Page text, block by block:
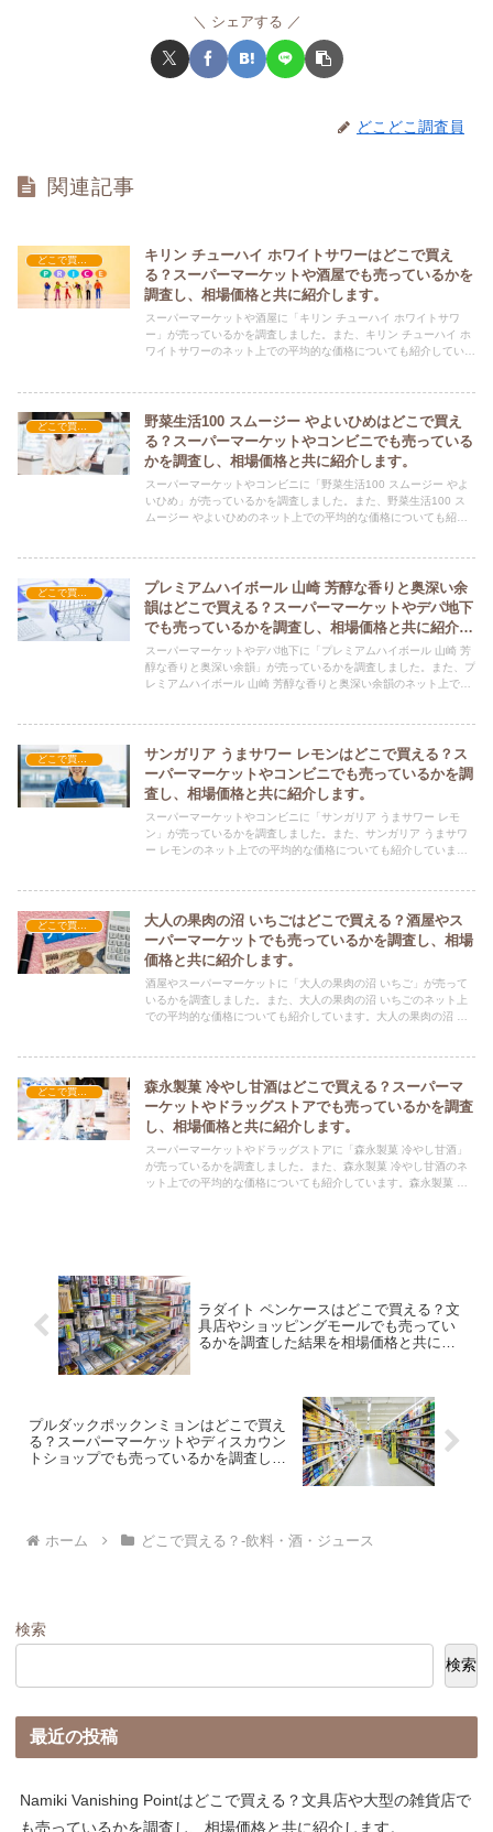
シェアする
どこどこ調査員
関連記事
どこで買える？-飲料・酒・ジュース
キリン チューハイ ホワイトサワーはどこで買え
る？スーパーマーケットや酒屋でも売っているかを
調査し、相場価格と共に紹介します。
スーパーマーケットや酒屋に「キリン チューハイ ホワイトサワ
ー」が売っているかを調査しました。また、キリン チューハイ ホ
ワイトサワーのネット上での平均的な価格についても紹介していま
どこで買える？-飲料・酒・ジュース
野菜生活100 スムージー やよいひめはどこで買え
る？スーパーマーケットやコンビニでも売っている
かを調査し、相場価格と共に紹介します。
スーパーマーケットやコンビニに「野菜生活100 スムージー やよ
いひめ」が売っているかを調査しました。また、野菜生活100 ス
ムージー やよいひめのネット上での平均的な価格についても紹介
どこで買える？-飲料・酒・ジュース
プレミアムハイボール 山崎 芳醇な香りと奥深い余
韻はどこで買える？スーパーマーケットやデパ地下
でも売っているかを調査し、相場価格と共に紹介し
ます。
スーパーマーケットやデパ地下に「プレミアムハイボール 山崎 芳
醇な香りと奥深い余韻」が売っているかを調査しました。また、プ
レミアムハイボール 山崎 芳醇な香りと奥深い余韻のネット上での
どこで買える？-飲料・酒・ジュース
サンガリア うまサワー レモンはどこで買える？ス
ーパーマーケットやコンビニでも売っているかを調
査し、相場価格と共に紹介します。
スーパーマーケットやコンビニに「サンガリア うまサワー レモ
ン」が売っているかを調査しました。また、サンガリア うまサワ
ー レモンのネット上での平均的な価格についても紹介していま
どこで買える？-飲料・酒・ジュース
大人の果肉の沼 いちごはどこで買える？酒屋やス
ーパーマーケットでも売っているかを調査し、相場
価格と共に紹介します。
酒屋やスーパーマーケットに「大人の果肉の沼 いちご」が売って
いるかを調査しました。また、大人の果肉の沼 いちごのネット上
での平均的な価格についても紹介しています。大人の果肉の沼 い
どこで買える？-飲料・酒・ジュース
森永製菓 冷やし甘酒はどこで買える？スーパーマ
ーケットやドラッグストアでも売っているかを調査
し、相場価格と共に紹介します。
スーパーマーケットやドラッグストアに「森永製菓 冷やし甘酒」
が売っているかを調査しました。また、森永製菓 冷やし甘酒のネ
ット上での平均的な価格についても紹介しています。森永製菓 冷
ラダイト ペンケースはどこで買える？文
具店やショッピングモールでも売ってい
るかを調査した結果を相場価格と共に紹
プルダックポックンミョンはどこで買え
る？スーパーマーケットやディスカウン
トショップでも売っているかを調査した
ホーム どこで買える？-飲料・酒・ジュース
検索
検索
最近の投稿
Namiki Vanishing Pointはどこで買える？文具店や大型の雑貨店で
も売っているかを調査し、相場価格と共に紹介します。